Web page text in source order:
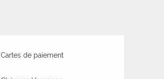
Cartes de paiement